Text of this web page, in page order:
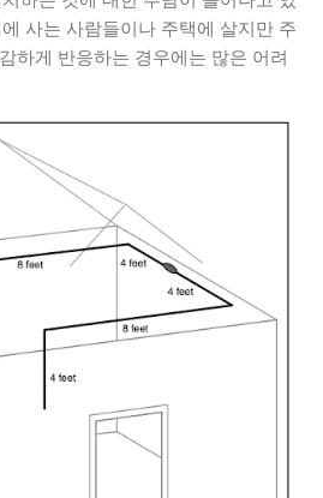
사는 사람들이나 주택에 살지만 주
하게 반응하는 경우에는 많은 어려